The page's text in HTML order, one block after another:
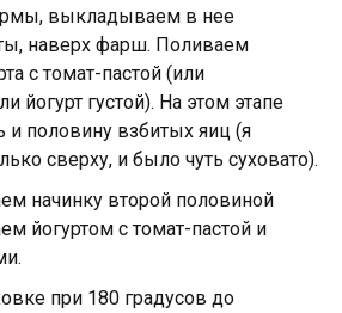
выкладываем в нее
наверх фарш. Поливаем
с томат-пастой (или
йогурт густой). На этом этапе
половину взбитых яиц (я
сверху, и было чуть суховато).
начинку второй половиной
йогуртом с томат-пастой и
при 180 градусов до